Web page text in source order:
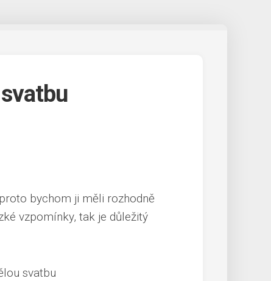
bychom ji měli rozhodně
vzpomínky, tak je důležitý
svatbu